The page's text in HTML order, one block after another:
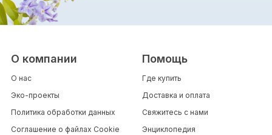
О компании
О нас
Эко-проекты
Политика обработки данных
Соглашение о файлах Cookie
Помощь
Где купить
Доставка и оплата
Свяжитесь с нами
Энциклопедия